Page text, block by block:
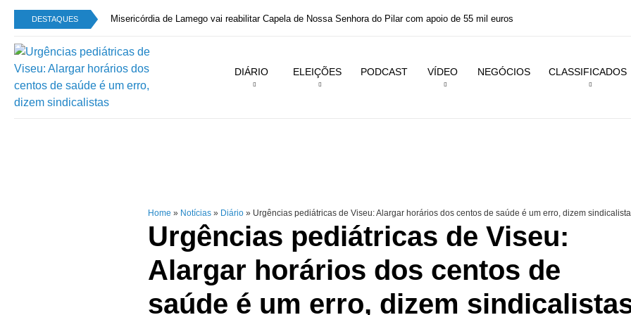
DESTAQUES Misericórdia de Lamego vai reabilitar Capela de Nossa Senhora do Pilar com apoio de 55 mil euros
DIÁRIO ELEIÇÕES PODCAST VÍDEO NEGÓCIOS CLASSIFICADOS
Home » Notícias » Diário » Urgências pediátricas de Viseu: Alargar horários dos centos de saúde é um erro, dizem
Urgências pediátricas de Viseu:
Alargar horários dos centos de
saúde é um erro, dizem